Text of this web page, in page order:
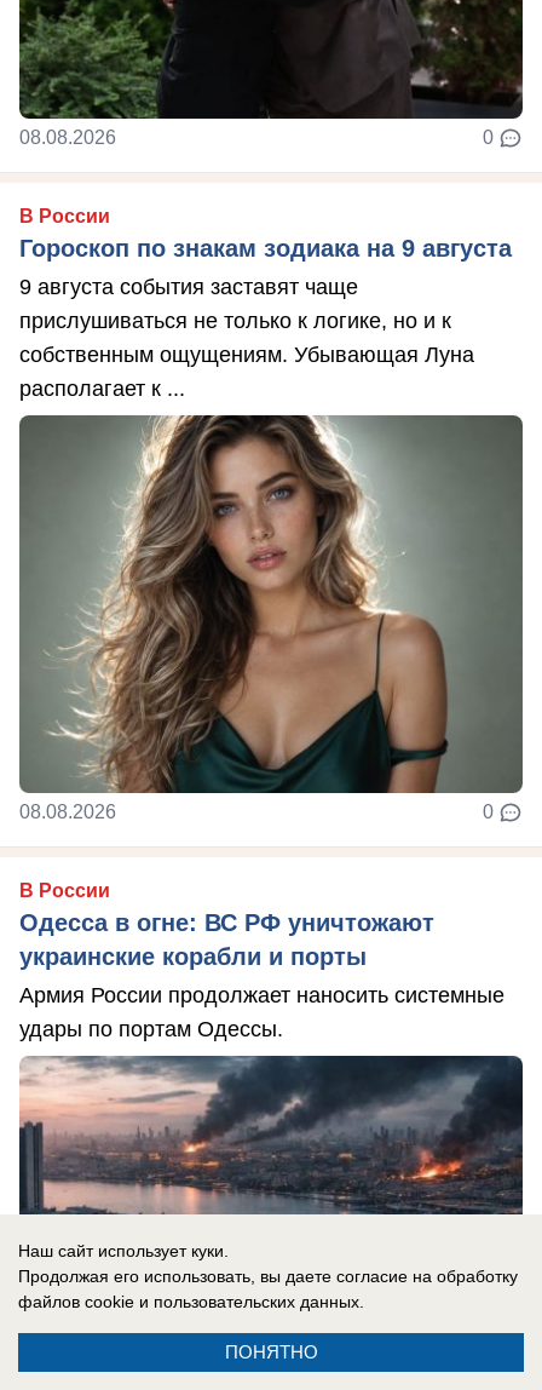
08.08.2026 0
В России
Гороскоп по знакам зодиака на 9 августа
9 августа события заставят чаще
прислушиваться не только к логике, но и к
собственным ощущениям. Убывающая Луна
располагает к ...
08.08.2026 0
В России
Одесса в огне: ВС РФ уничтожают
украинские корабли и порты
Армия России продолжает наносить системные
удары по портам Одессы.
Наш сайт использует куки.
Продолжая его использовать, вы даете согласие на обработку
файлов cookie и пользовательских данных.
ПОНЯТНО